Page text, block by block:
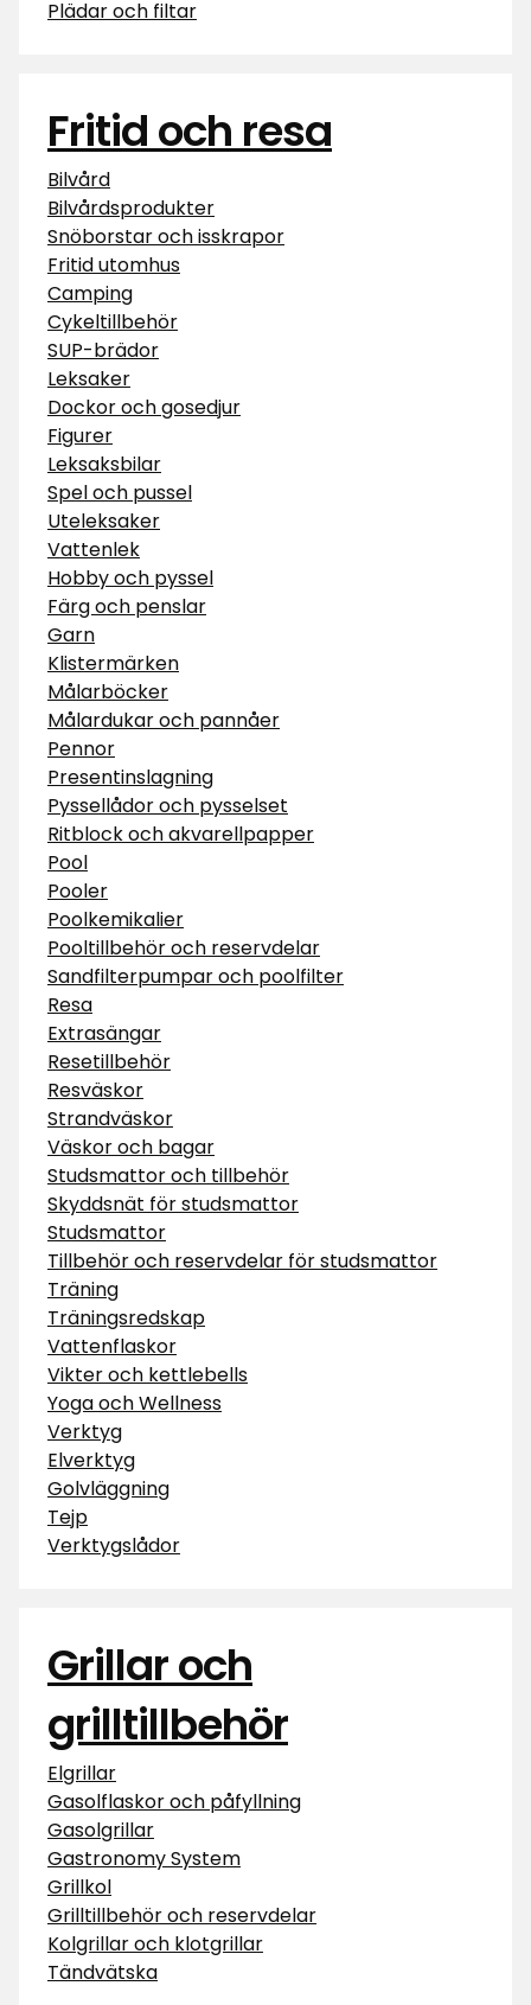
Plädar och filtar
Fritid och resa
Bilvård
Bilvårdsprodukter
Snöborstar och isskrapor
Fritid utomhus
Camping
Cykeltillbehör
SUP-brädor
Leksaker
Dockor och gosedjur
Figurer
Leksaksbilar
Spel och pussel
Uteleksaker
Vattenlek
Hobby och pyssel
Färg och penslar
Garn
Klistermärken
Målarböcker
Målardukar och pannåer
Pennor
Presentinslagning
Pyssellådor och pysselset
Ritblock och akvarellpapper
Pool
Pooler
Poolkemikalier
Pooltillbehör och reservdelar
Sandfilterpumpar och poolfilter
Resa
Extrasängar
Resetillbehör
Resväskor
Strandväskor
Väskor och bagar
Studsmattor och tillbehör
Skyddsnät för studsmattor
Studsmattor
Tillbehör och reservdelar för studsmattor
Träning
Träningsredskap
Vattenflaskor
Vikter och kettlebells
Yoga och Wellness
Verktyg
Elverktyg
Golvläggning
Tejp
Verktygslådor
Grillar och
grilltillbehör
Elgrillar
Gasolflaskor och påfyllning
Gasolgrillar
Gastronomy System
Grillkol
Grilltillbehör och reservdelar
Kolgrillar och klotgrillar
Tändvätska